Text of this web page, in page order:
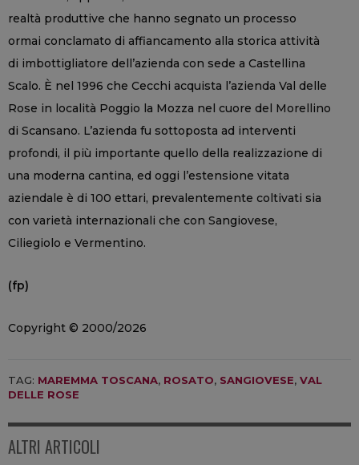
realtà produttive che hanno segnato un processo
ormai conclamato di affiancamento alla storica attività
di imbottigliatore dell’azienda con sede a Castellina
Scalo. È nel 1996 che Cecchi acquista l’azienda Val delle
Rose in località Poggio la Mozza nel cuore del Morellino
di Scansano. L’azienda fu sottoposta ad interventi
profondi, il più importante quello della realizzazione di
una moderna cantina, ed oggi l’estensione vitata
aziendale è di 100 ettari, prevalentemente coltivati sia
con varietà internazionali che con Sangiovese,
Ciliegiolo e Vermentino.
(fp)
Copyright © 2000/2026
TAG: MAREMMA TOSCANA, ROSATO, SANGIOVESE, VAL
DELLE ROSE
ALTRI ARTICOLI